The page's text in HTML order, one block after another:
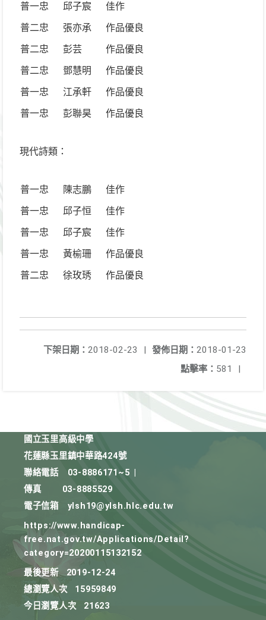
普一忠
邱子宸
佳作
普二忠
張亦承
作品優良
普二忠
彭芸
作品優良
普二忠
鄧慧明
作品優良
普一忠
江承軒
作品優良
普一忠
彭聯昊 作品優良
現代詩類：
普一忠 陳志鵬
佳作
普一忠
邱子恒
佳作
普一忠
邱子宸
佳作
普一忠
黃榆珊
作品優良
普二忠
徐玫琇 作品優良
發佈日期： 2018-01-23
下架日期： 2018-02-23
|
點擊率： 581 |
國立玉里高級中學
花蓮縣玉里鎮中華路424號
聯絡電話
03-8886171~5
傳真
03-8885529
電子信箱
ylsh19@ylsh.hlc.edu.tw
https://www.handicap-
free.nat.gov.tw/Applications/Detail?
category=20200115132152
最後更新
2019-12-24
總瀏覽人次
15959849
今日瀏覽人次
21623